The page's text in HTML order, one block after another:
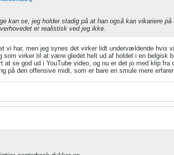
kan se, jeg holder stadig på at han også kan vikariere
er realistisk ved jeg ikke.
vi har, men jeg synes det virker lidt undervældende hvis
som virker til at være gledet helt ud af holdet i en belgisk
se god ud i YouTube video, og nu er det jo med klip
på den offensive midt, som er bare en smule mere